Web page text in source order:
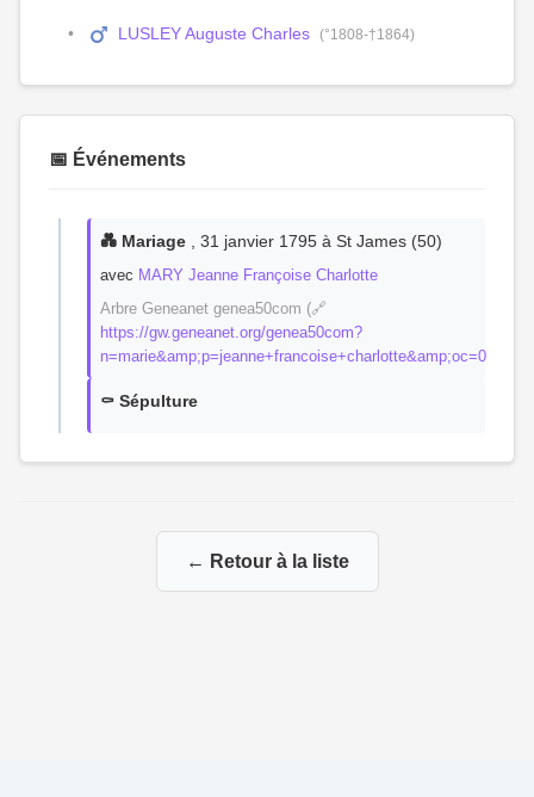
LUSLEY Auguste Charles (°1808-†1864)
📅 Événements
💑 Mariage , 31 janvier 1795 à St James (50)
avec MARY Jeanne Françoise Charlotte
Arbre Geneanet genea50com (🔗
https://gw.geneanet.org/genea50com?
n=marie&amp;p=jeanne+francoise+charlotte&amp;oc=0
⚰️ Sépulture
← Retour à la liste